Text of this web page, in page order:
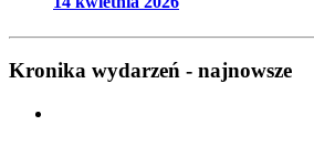
Kronika wydarzeń - najnowsze